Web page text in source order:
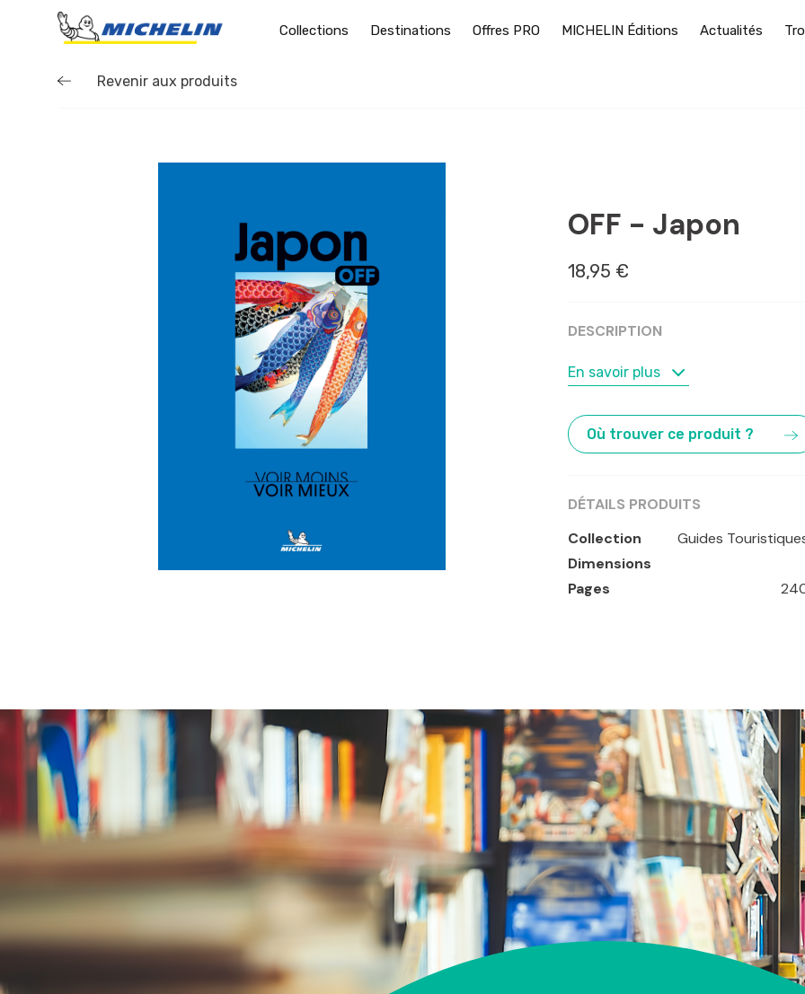
Collections Destinations Offres PRO MICHELIN Éditions Actualités
Revenir aux produits
OFF - Japon
18,95 €
DESCRIPTION
MOTS-CLÉS
,Tokyo
En savoir plus
Où trouver ce produit ?
DÉTAILS PRODUITS
Collection
Guides
Dimensions
Pages